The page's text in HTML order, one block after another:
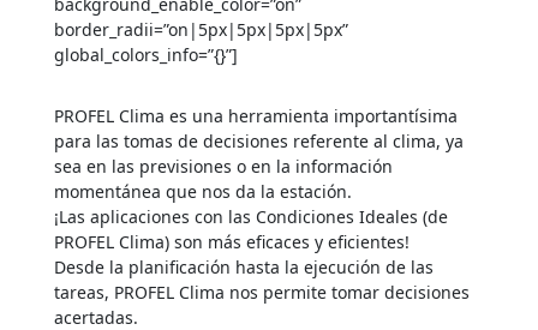
border_radii=”on|5px|5px|5px|5px”
global_colors_info=”{}”]
PROFEL Clima es una herramienta importantísima
para las tomas de decisiones referente al clima, ya
sea en las previsiones o en la información
momentánea que nos da la estación.
¡Las aplicaciones con las Condiciones Ideales (de
PROFEL Clima) son más eficaces y eficientes!
Desde la planificación hasta la ejecución de las
tareas, PROFEL Clima nos permite tomar decisiones
acertadas.